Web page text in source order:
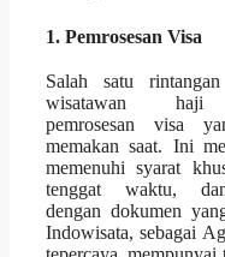
1. Pemrosesan Visa
Salah satu
wisatawan haji
pemrosesan visa
memakan saat. Ini
memenuhi syarat
tenggat waktu,
dengan dokumen
Indowisata, sebagai